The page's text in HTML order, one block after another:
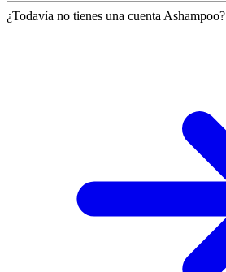
¿Todavía no tienes una cuenta Ashampoo?